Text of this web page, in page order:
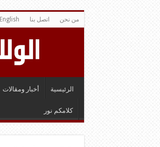
من نحن اتصل بنا English
الرئيسية أخبار ومقالات
كلامكم نور